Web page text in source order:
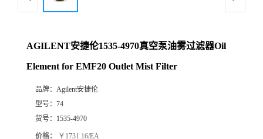
AGILENT安捷伦1535-4970真空泵油雾过滤器Oil
Element for EMF20 Outlet Mist Filter
品牌： Agilent安捷伦
型号： 74
货号： 1535-4970
价格： ￥1731.16/EA